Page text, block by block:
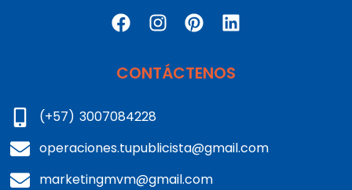
CONTÁCTENOS
(+57) 3007084228
operaciones.tupublicista@gmail.com
marketingmvm@gmail.com